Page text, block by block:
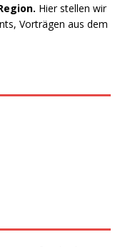
Hier stellen wir
Vorträgen aus dem